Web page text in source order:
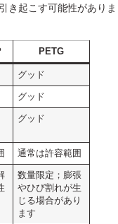
き起こす可能性がありま
PETG
グッド
グッド
グッド
通常は許容範囲
数量限定；膨張
やひび割れが生
じる場合があり
ます